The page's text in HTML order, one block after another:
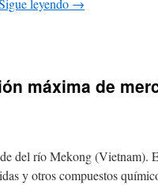
leyendo →
máxima de
del río Mekong (Vietnam).
y otros compuestos